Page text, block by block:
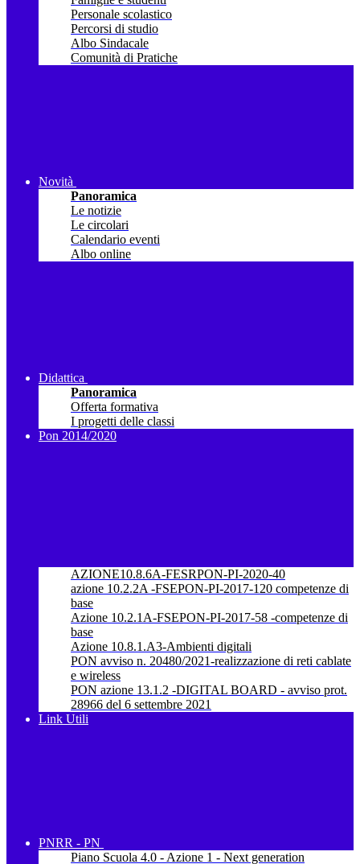
Personale scolastico
Percorsi di studio
Albo Sindacale
Comunità di Pratiche
Novità
Panoramica
Le notizie
Le circolari
Calendario eventi
Albo online
Didattica
Panoramica
Offerta formativa
I progetti delle classi
Pon 2014/2020
AZIONE10.8.6A-FESRPON-PI-2020-40
azione 10.2.2A -FSEPON-PI-2017-120 competenze di
base
Azione 10.2.1A-FSEPON-PI-2017-58 -competenze di
base
Azione 10.8.1.A3-Ambienti digitali
PON avviso n. 20480/2021-realizzazione di reti cablate
e wireless
PON azione 13.1.2 -DIGITAL BOARD - avviso prot.
28966 del 6 settembre 2021
Link Utili
PNRR - PN
Piano Scuola 4.0 - Azione 1 - Next generation